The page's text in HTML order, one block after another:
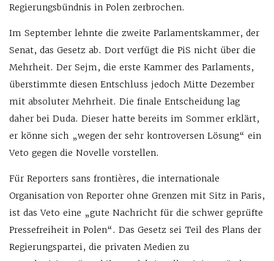
Regierungsbündnis in Polen zerbrochen.
Im September lehnte die zweite Parlamentskammer, der
Senat, das Gesetz ab. Dort verfügt die PiS nicht über die
Mehrheit. Der Sejm, die erste Kammer des Parlaments,
überstimmte diesen Entschluss jedoch Mitte Dezember
mit absoluter Mehrheit. Die finale Entscheidung lag
daher bei Duda. Dieser hatte bereits im Sommer erklärt,
er könne sich „wegen der sehr kontroversen Lösung“ ein
Veto gegen die Novelle vorstellen.
Für Reporters sans frontières, die internationale
Organisation von Reporter ohne Grenzen mit Sitz in Paris,
ist das Veto eine „gute Nachricht für die schwer geprüfte
Pressefreiheit in Polen“. Das Gesetz sei Teil des Plans der
Regierungspartei, die privaten Medien zu